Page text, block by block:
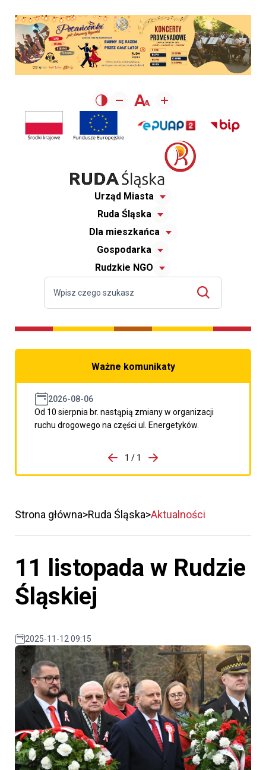
Urząd Miasta
Ruda Śląska
Dla mieszkańca
Gospodarka
Rudzkie NGO
Ważne komunikaty
2026-08-06
Od 10 sierpnia br. nastąpią zmiany w organizacji
ruchu drogowego na części ul. Energetyków.
porzpedniego komunikatu
1 / 1
Przejdź do następnego
Strona główna Ruda Śląska Aktualności
11 listopada w Rudzie
Śląskiej
2025-11-12 09:15